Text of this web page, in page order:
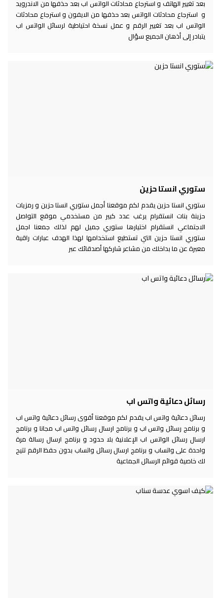
بعد تغيير الهاتف و استرجاع محادثات الواتس اب بعد حذفها من الاندرويد
و استرجاع محادثات الواتس بعد حذفها من الايفون و استرجاع محادثات
الواتس اب بعد تغيير الرقم و عمل نسخة احتياطية لرسائل الواتس اب
يتبادر إلى أذهان الجميع سؤال
ستوري انستا حزين
ستوري انستا حزين يقدم لكم موقعنا أجمل ستوري انستا حزين و رمزيات
حزينة بنات انستقرام يرغب عدد كبير من مستخدمي موقع التواصل
الاجتماعي انستقرام اختيارها ستوري جميل لهم لذلك جمعنا اجمل
ستوري انستا حزين التي تستطيع استخدامها لهذا الهدف عبارات راقية
معبرة عن ما بداخلك من مشاعر شاركها أصدقائك عبر
رسائل دعائية واتس اب
رسائل دعائية واتس اب يقدم لكم موقعنا أقوى رسائل دعائية واتس اب
و برنامج رسائل واتس اب و برنامج ارسال رسائل واتس اب مجانا و برنامج
ارسال رسائل الواتس اب الإعلانية بلا حدود و برنامج ارسال رسالة مرة
واحدة على واتساب و برنامج ارسال رسائل واتساب بدون حفظ الرقم تتيح
لك خاصية قوائم الرسائل الجماعية